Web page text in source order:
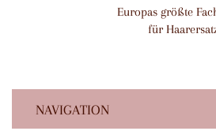
Europas größte
für
NAVIGATION